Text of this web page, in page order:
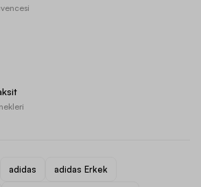
adidas adidas Erkek